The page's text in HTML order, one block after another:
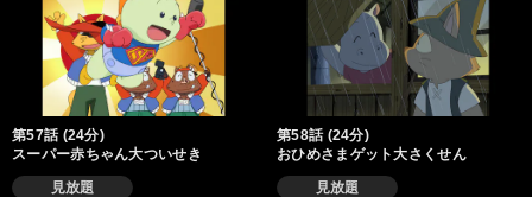
第57話 (24分)
スーパー赤ちゃん大ついせき
見放題
第58話 (24分)
おひめさまゲット大さくせん
見放題